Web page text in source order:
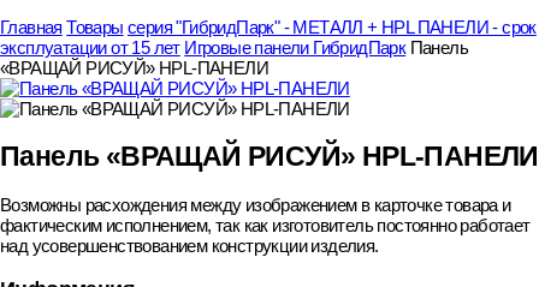
Главная Товары серия "ГибридПарк" - МЕТАЛЛ + HPL ПАНЕЛИ - срок
эксплуатации от 15 лет Игровые панели ГибридПарк Панель
«ВРАЩАЙ РИСУЙ» HPL-ПАНЕЛИ
Панель «ВРАЩАЙ РИСУЙ» HPL-ПАНЕЛИ
Возможны расхождения между изображением в карточке товара и
фактическим исполнением, так как изготовитель постоянно работает
над усовершенствованием конструкции изделия.